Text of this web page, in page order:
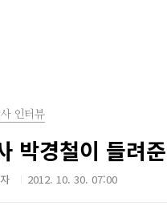
인터뷰
박경철이 들려
2012. 10. 30. 07:00